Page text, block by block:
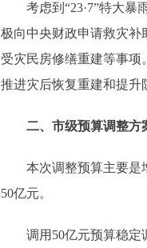
考虑到“23·7”特大暴雨
极向中央财政申请救灾补
受灾民房修缮重建等事
推进灾后恢复重建和提升
二、市级预算调整方
本次调整预算主要是增
50亿元。
调用50亿元预算稳定调